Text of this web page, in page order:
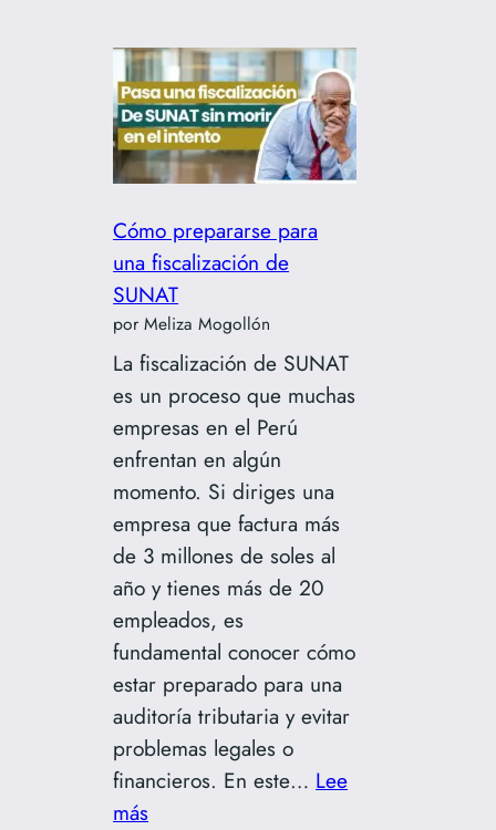
tributarios
que
pueden
cerrar
tu
Cómo prepararse para
una fiscalización de
SUNAT
por Meliza Mogollón
La fiscalización de SUNAT
es un proceso que muchas
empresas en el Perú
enfrentan en algún
momento. Si diriges una
empresa que factura más
de 3 millones de soles al
año y tienes más de 20
empleados, es
fundamental conocer cómo
estar preparado para una
auditoría tributaria y evitar
problemas legales o
financieros. En este… Lee
más: